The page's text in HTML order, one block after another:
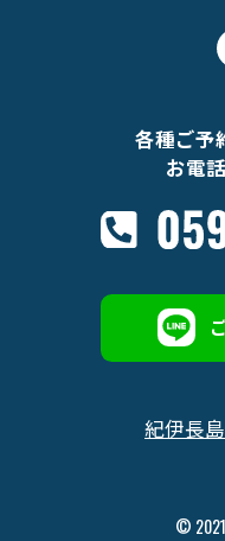
各種ご予
お電
紀伊長
© 2021